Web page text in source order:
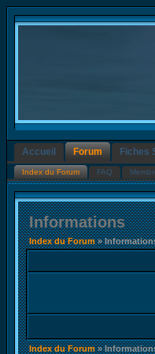
Accueil Forum Fiches
Index du Forum FAQ
Informations
Index du Forum»
Index du Forum»